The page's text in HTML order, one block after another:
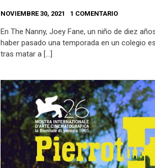
NOVIEMBRE 30, 2021 1 COMENTARIO
En The Nanny, Joey Fane, un niño de diez
haber pasado una temporada en un colegio
tras matar a […]